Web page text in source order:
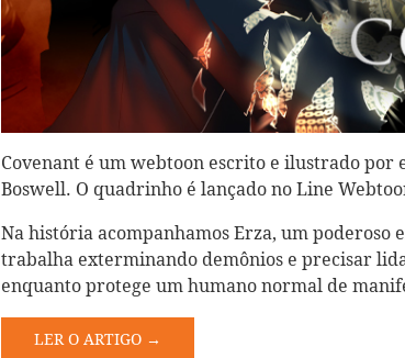
Covenant é um webtoon escrito e ilustrado
Boswell. O quadrinho é lançado no Line
Na história acompanhamos Erza, um poderoso
trabalha exterminando demônios e precisar
enquanto protege um humano normal de
LER O ARTIGO →